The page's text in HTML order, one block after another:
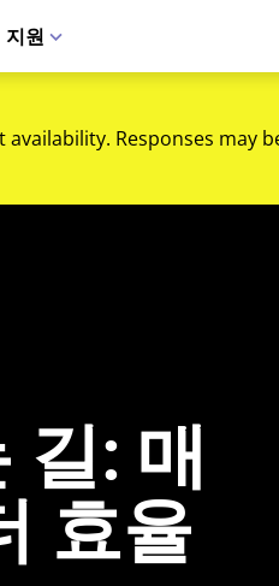
지원
Responses may
길: 매
효율